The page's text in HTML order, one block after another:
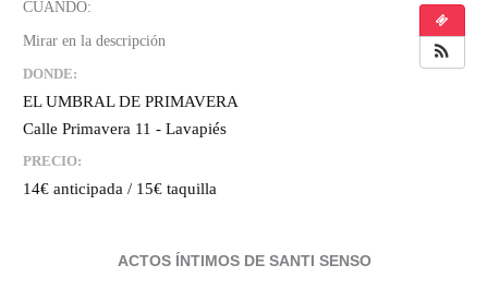
DONDE:
EL UMBRAL DE PRIMAVERA
Calle Primavera 11 - Lavapiés
PRECIO:
14€ anticipada / 15€ taquilla
ACTOS ÍNTIMOS DE SANTI SENSO